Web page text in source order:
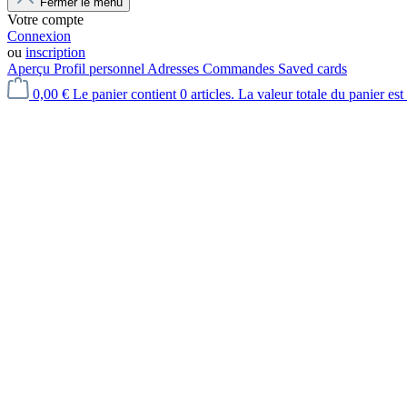
Votre compte
Connexion
ou inscription
Aperçu Profil personnel Adresses Commandes Saved cards
0,00 € Le panier contient 0 articles. La valeur totale du panier est